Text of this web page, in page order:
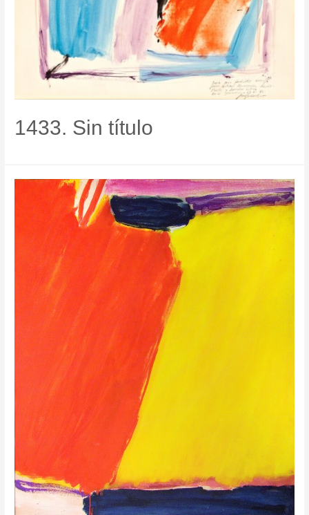
1433. Sin título